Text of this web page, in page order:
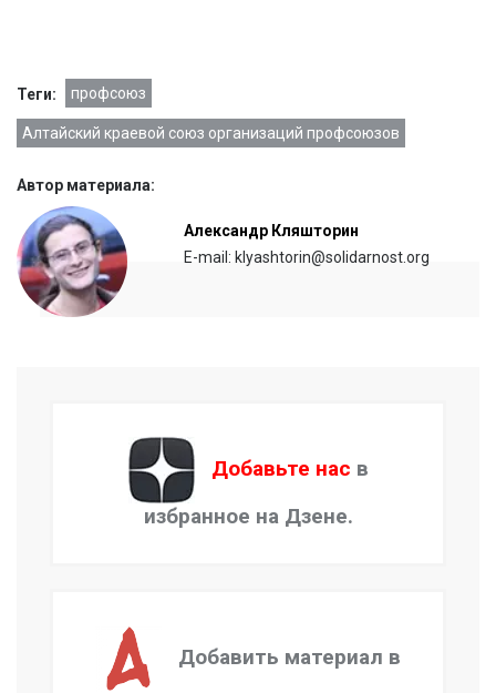
Теги: профсоюз
Алтайский краевой союз организаций профсоюзов
Автор материала:
Александр Кляшторин
E-mail: klyashtorin@solidarnost.org
Добавьте нас в
избранное на Дзене.
Добавить материал в